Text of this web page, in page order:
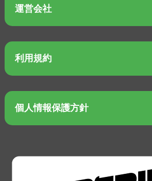
運営会社
利用規約
個人情報保護方針